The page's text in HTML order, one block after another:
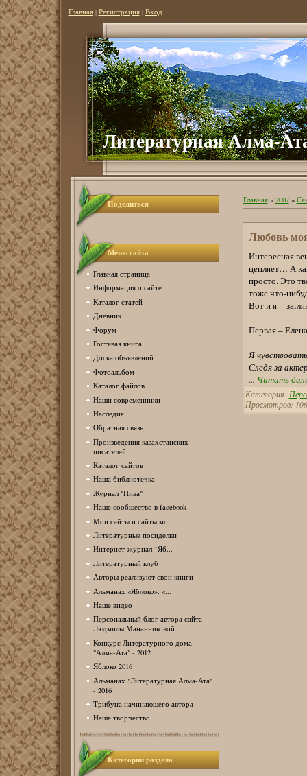
Главная| Регистрация| Вход
Литературная Алма-
Поделиться
Меню сайта
Главная страница
Информация о сайте
Каталог статей
Дневник
Форум
Гостевая книга
Доска объявлений
Фотоальбом
Каталог файлов
Наши современники
Наследие
Обратная связь
Произведения казахстанских
писателей
Каталог сайтов
Наша библиотечка
Журнал "Нива"
Наше сообщество в facebook
Мои сайты и сайты мо...
Литературные посиделки
Интернет-журнал “Яб...
Литературный клуб
Авторы реализуют свои книги
Альманах «Яблоко». «...
Наше видео
Персональный блог автора сайта
Людмилы Мананниковой
Конкурс Литературного дома
"Алма-Ата" - 2012
Яблоко 2016
Альманах "Литературная Алма-Ата"
- 2016
Трибуна начинающего автора
Наше творчество
Категории раздела
Главная» 2007 »
Любовь
Интересная
цепляет… А
просто. Это
тоже что-
Вот и я -
Первая –
Я
Следя за
... Читать
Категория:
Просмотров: